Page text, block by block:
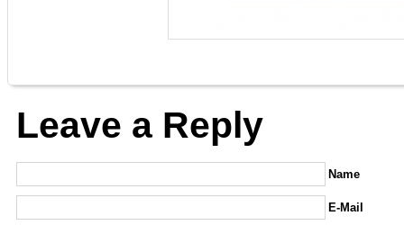
Leave a Reply
Name
E-Mail